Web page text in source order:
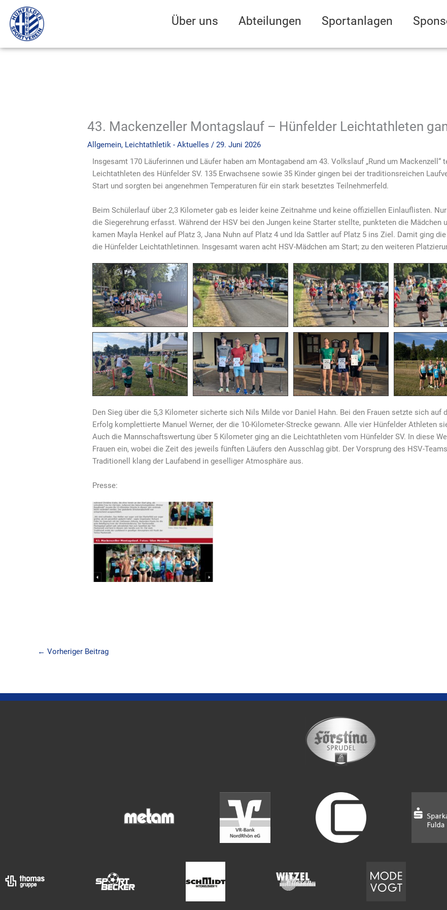
Inhalt
springen
Über uns Abteilungen Sportanlagen
43. Mackenzeller Montagslauf – Hünfelder Leichtathleten
Allgemein, Leichtathletik - Aktuelles /29. Juni 2026
Insgesamt 170 Läuferinnen und Läufer haben am Montagabend am 43. Volkslauf „Rund um
Leichtathleten des Hünfelder SV. 135 Erwachsene sowie 35 Kinder gingen bei der traditionsreichen
Start und sorgten bei angenehmen Temperaturen für ein stark besetztes Teilnehmerfeld.
Beim Schülerlauf über 2,3 Kilometer gab es leider keine Zeitnahme und keine offiziellen Einlauflisten.
die Siegerehrung erfasst. Während der HSV bei den Jungen keine Starter stellte, punkteten die Mädchen
kamen Mayla Henkel auf Platz 3, Jana Nuhn auf Platz 4 und Ida Sattler auf Platz 5 ins Ziel. Damit ging
die Hünfelder Leichtathletinnen. Insgesamt waren acht HSV-Mädchen am Start; zu den weiteren
Den Sieg über die 5,3 Kilometer sicherte sich Nils Milde vor Daniel Hahn. Bei den Frauen setzte sich auf
Erfolg komplettierte Manuel Werner, der die 10-Kilometer-Strecke gewann. Alle vier Hünfelder Athleten
Auch die Mannschaftswertung über 5 Kilometer ging an die Leichtathleten vom Hünfelder SV. In diese
Frauen ein, wobei die Zeit des jeweils fünften Läufers den Ausschlag gibt. Der Vorsprung des HSV-
Traditionell klang der Laufabend in geselliger Atmosphäre aus.
Presse:
← Vorheriger Beitrag